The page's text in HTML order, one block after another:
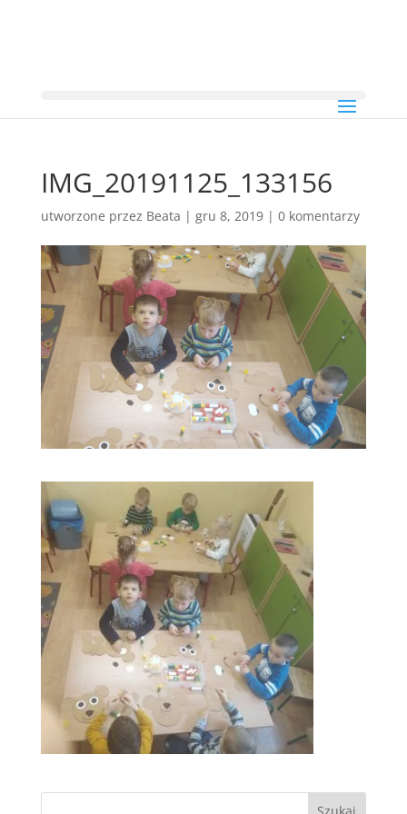
IMG_20191125_133156
utworzone przez Beata | gru 8, 2019| 0 komentarzy